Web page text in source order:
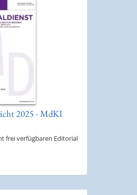
2025 - MdKI
frei verfügbaren Editorial